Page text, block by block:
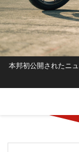
本邦初公開されたニ